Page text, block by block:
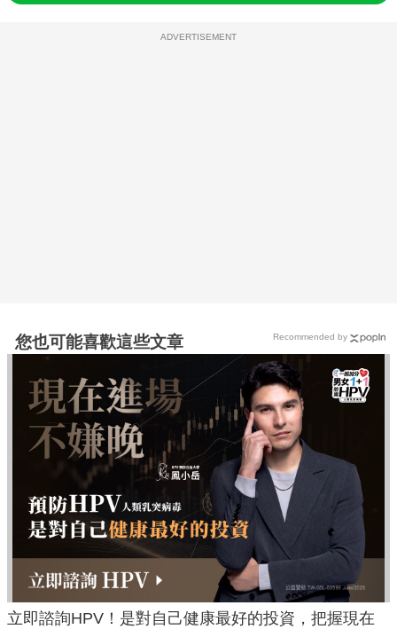
ADVERTISEMENT
您也可能喜歡這些文章
立即諮詢HPV！是對自己健康最好的投資，把握現在
Recommended by